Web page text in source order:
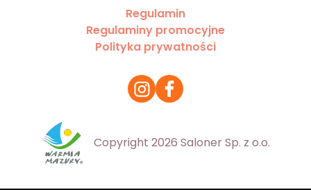
Regulamin
Regulaminy promocyjne
Polityka prywatności
Copyright 2026 Saloner Sp. z o.o.